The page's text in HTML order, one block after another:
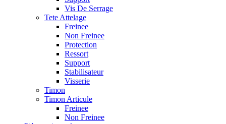
Vis De Serrage
Tete Attelage
Freinee
Non Freinee
Protection
Ressort
Support
Stabilisateur
Visserie
Timon
Timon Articule
Freinee
Non Freinee